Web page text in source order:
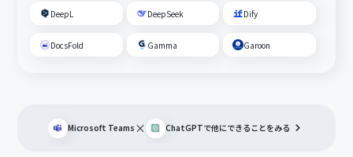
DeepL DeepSeek Dify
DocsFold Gamma Garoon
Microsoft Teams × ChatGPTで他にできることをみる